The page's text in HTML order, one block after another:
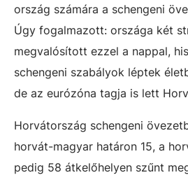
ország számára a schengeni
Úgy fogalmazott: országa két
megvalósított ezzel a nappal,
schengeni szabályok léptek
de az eurózóna tagja is lett
Horvátország schengeni
horvát-magyar határon 15, a
pedig 58 átkelőhelyen szűnt